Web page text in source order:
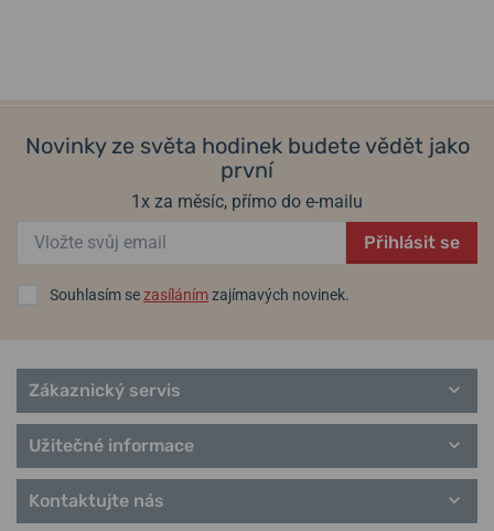
Avenue
Novinky ze světa hodinek budete vědět jako
první
1x za měsíc, přímo do e-mailu
Přihlásit se
Souhlasím sezasílánímzajímavých novinek.
Zákaznický servis
Užitečné informace
Kontaktujte nás